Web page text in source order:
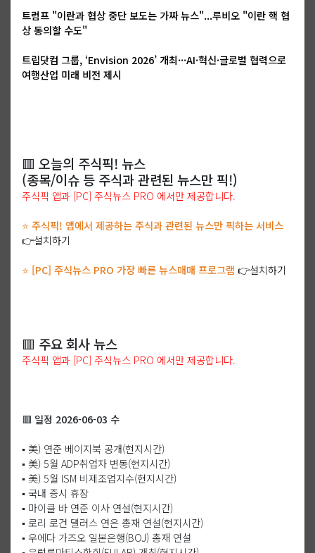
트럼프 "이란과 협상 중단 보도는 가짜 뉴스"...루비오 "이란 핵 협
상 동의할 수도"
트립닷컴 그룹, ‘Envision 2026’ 개최···AI·혁신·글로벌 협력으로
여행산업 미래 비전 제시
🟥 오늘의 주식픽! 뉴스
(종목/이슈 등 주식과 관련된 뉴스만 픽!)
주식픽 앱과 [PC] 주식뉴스 PRO 에서만 제공합니다.
⭐ 주식픽! 앱에서 제공하는 주식과 관련된 뉴스만 픽하는 서비스
👉설치하기
⭐ [PC] 주식뉴스 PRO 가장 빠른 뉴스매매 프로그램 👉설치하기
🟥 주요 회사 뉴스
주식픽 앱과 [PC] 주식뉴스 PRO 에서만 제공합니다.
🟥 일정 2026-06-03 수
▪️ 美) 연준 베이지북 공개(현지시간)
▪️ 美) 5월 ADP취업자 변동(현지시간)
▪️ 美) 5월 ISM 비제조업지수(현지시간)
▪️ 국내 증시 휴장
▪️ 마이클 바 연준 이사 연설(현지시간)
▪️ 로리 로건 댈러스 연은 총재 연설(현지시간)
▪️ 우에다 가즈오 일본은행(BOJ) 총재 연설